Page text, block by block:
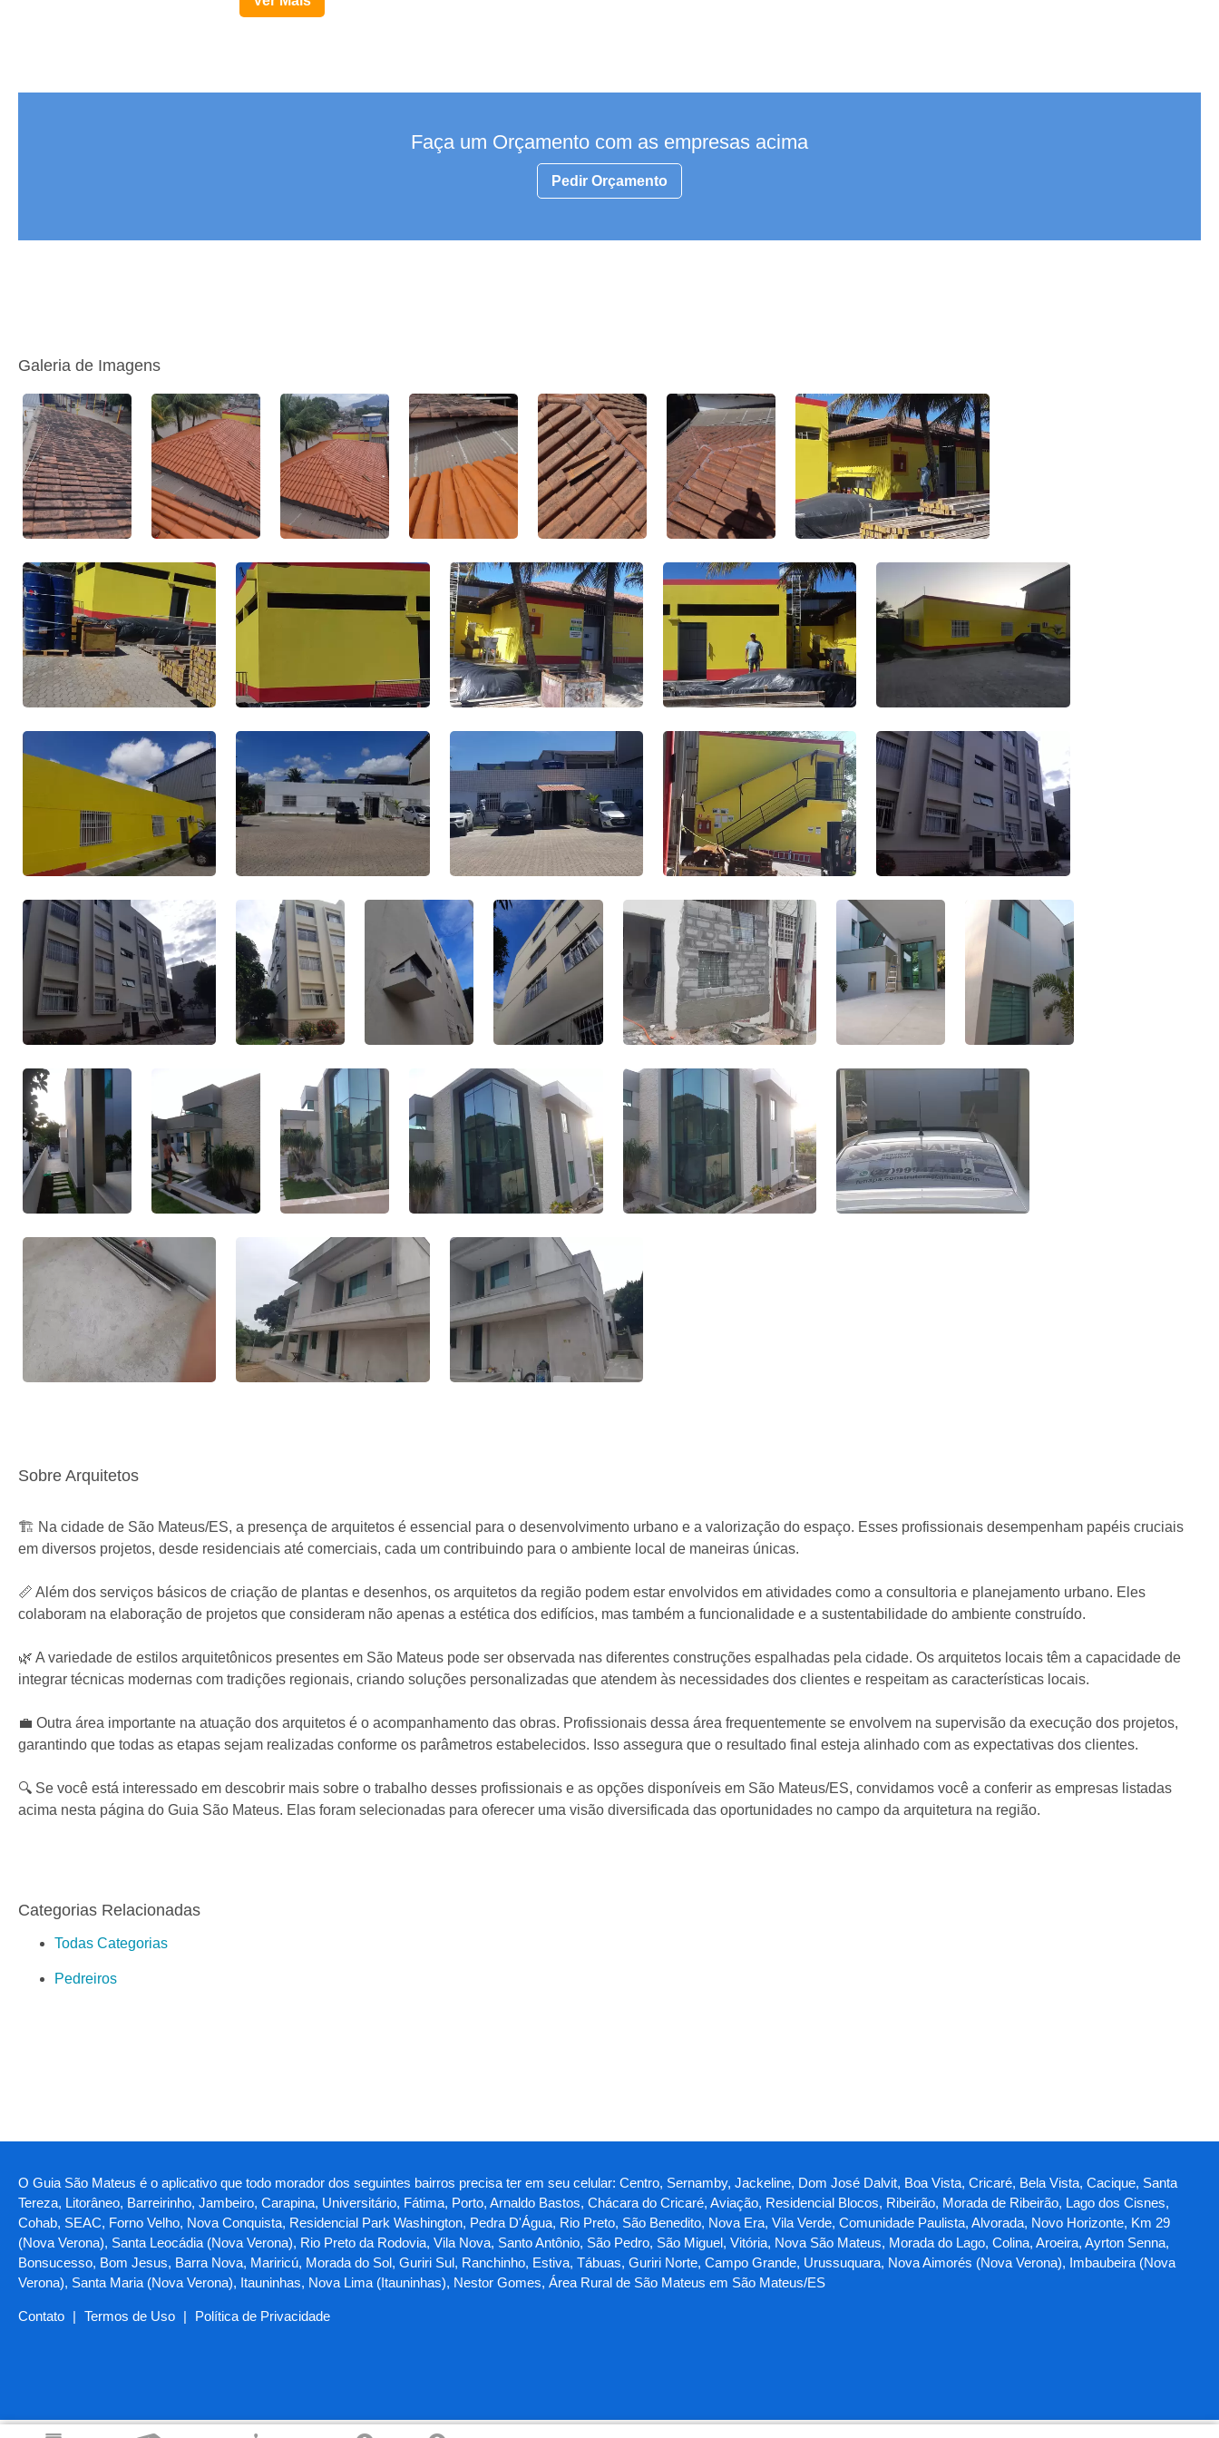
Faça um Orçamento com as empresas acima
Pedir Orçamento
Galeria de Imagens
Sobre Arquitetos
🏗️ Na cidade de São Mateus/ES, a presença de arquitetos é essencial para o desenvolvimento urbano e a valorização do espaço. Esses profissionais desempenham papéis cruciais
em diversos projetos, desde residenciais até comerciais, cada um contribuindo para o ambiente local de maneiras únicas.
📏 Além dos serviços básicos de criação de plantas e desenhos, os arquitetos da região podem estar envolvidos em atividades como a consultoria e planejamento urbano. Eles
colaboram na elaboração de projetos que consideram não apenas a estética dos edifícios, mas também a funcionalidade e a sustentabilidade do ambiente construído.
🌿 A variedade de estilos arquitetônicos presentes em São Mateus pode ser observada nas diferentes construções espalhadas pela cidade. Os arquitetos locais têm a capacidade de
integrar técnicas modernas com tradições regionais, criando soluções personalizadas que atendem às necessidades dos clientes e respeitam as características locais.
💼 Outra área importante na atuação dos arquitetos é o acompanhamento das obras. Profissionais dessa área frequentemente se envolvem na supervisão da execução dos projetos,
garantindo que todas as etapas sejam realizadas conforme os parâmetros estabelecidos. Isso assegura que o resultado final esteja alinhado com as expectativas dos clientes.
🔍 Se você está interessado em descobrir mais sobre o trabalho desses profissionais e as opções disponíveis em São Mateus/ES, convidamos você a conferir as empresas listadas
acima nesta página do Guia São Mateus. Elas foram selecionadas para oferecer uma visão diversificada das oportunidades no campo da arquitetura na região.
Categorias Relacionadas
Todas Categorias
Pedreiros
O Guia São Mateus é o aplicativo que todo morador dos seguintes bairros precisa ter em seu celular: Centro, Sernamby, Jackeline, Dom José Dalvit, Boa Vista, Cricaré, Bela Vista, Cacique, Santa
Tereza, Litorâneo, Barreirinho, Jambeiro, Carapina, Universitário, Fátima, Porto, Arnaldo Bastos, Chácara do Cricaré, Aviação, Residencial Blocos, Ribeirão, Morada de Ribeirão, Lago dos Cisnes,
Cohab, SEAC, Forno Velho, Nova Conquista, Residencial Park Washington, Pedra D'Água, Rio Preto, São Benedito, Nova Era, Vila Verde, Comunidade Paulista, Alvorada, Novo Horizonte, Km 29
(Nova Verona), Santa Leocádia (Nova Verona), Rio Preto da Rodovia, Vila Nova, Santo Antônio, São Pedro, São Miguel, Vitória, Nova São Mateus, Morada do Lago, Colina, Aroeira, Ayrton Senna,
Bonsucesso, Bom Jesus, Barra Nova, Mariricú, Morada do Sol, Guriri Sul, Ranchinho, Estiva, Tábuas, Guriri Norte, Campo Grande, Urussuquara, Nova Aimorés (Nova Verona), Imbaubeira (Nova
Verona), Santa Maria (Nova Verona), Itauninhas, Nova Lima (Itauninhas), Nestor Gomes, Área Rural de São Mateus em São Mateus/ES
Contato | Termos de Uso | Política de Privacidade